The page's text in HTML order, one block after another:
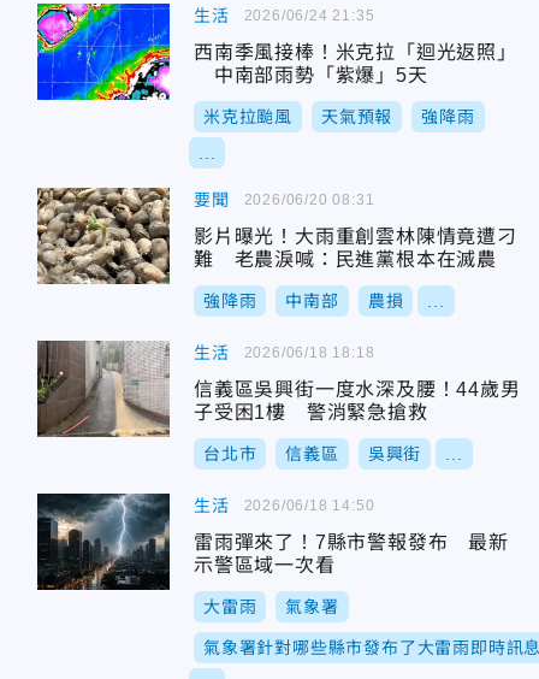
生活
西南季風接棒！米克拉「迴光返照」
中南部雨勢「紫爆」5天
米克拉颱風 天氣預報 強降雨
2026/06/24 21:35
要聞
影片曝光！大雨重創雲林陳情竟遭刁
難 老農淚喊：民進黨根本在滅農
強降雨 中南部 農損
2026/06/20 08:31
生活
信義區吳興街一度水深及腰！44歲男
子受困1樓 警消緊急搶救
台北市 信義區 吳興街
2026/06/18 18:18
生活
雷雨彈來了！7縣市警報發布 最新
示警區域一次看
大雷雨 氣象署
氣象署針對哪些縣市發布了大雷雨即時訊
2026/06/18 14:50